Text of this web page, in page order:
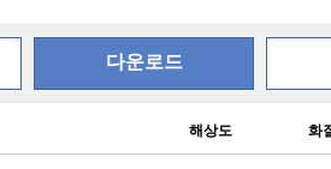
다운로드
해상도 화